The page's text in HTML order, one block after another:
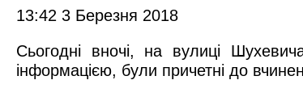
13:42 3 Березня 2018
Сьогодні вночі, на вулиці
інформацією, були причетні до